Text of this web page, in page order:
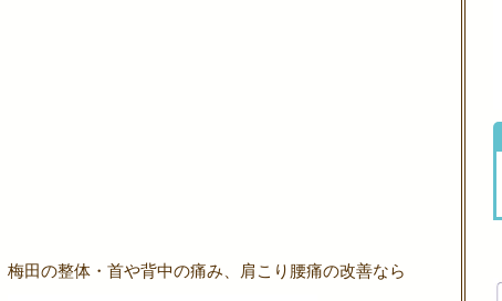
梅田の整体・首や背中の痛み、肩こり腰痛の改善なら